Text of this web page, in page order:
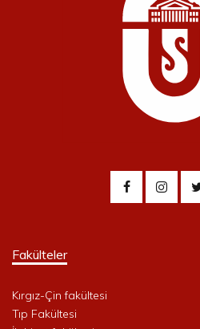
Fakülteler
Kırgız-Çin fakültesi
Tıp Fakültesi